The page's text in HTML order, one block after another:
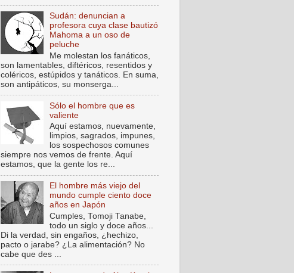
Sudán: denuncian a
profesora cuya clase bautizó
Mahoma a un oso de
peluche
Me molestan los fanáticos,
son lamentables, diftéricos, resentidos y
coléricos, estúpidos y tanáticos. En suma,
son antipáticos, su monserga...
Sólo el hombre que es
valiente
Aquí estamos, nuevamente,
limpios, sagrados, impunes,
los sospechosos comunes
siempre nos vemos de frente. Aquí
estamos, que la gente los re...
El hombre más viejo del
mundo cumple ciento doce
años en Japón
Cumples, Tomoji Tanabe,
todo un siglo y doce años...
Di la verdad, sin engaños, ¿hechizo,
pacto o jarabe? ¿La alimentación? No
cabe que des ...